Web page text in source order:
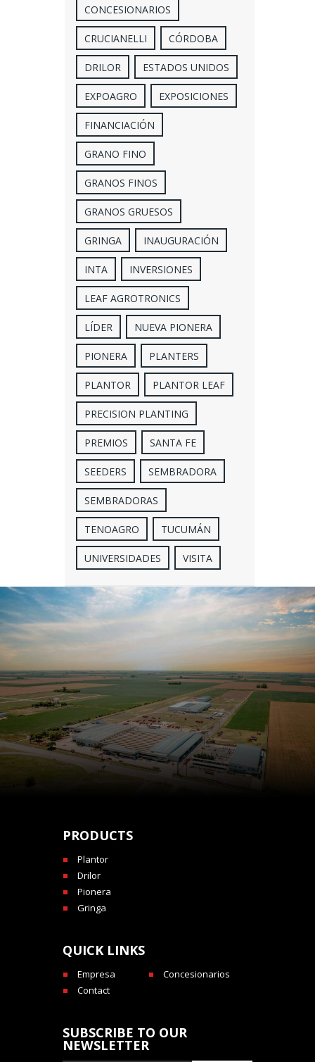
CONCESIONARIOS
CRUCIANELLI CÓRDOBA
DRILOR ESTADOS UNIDOS
EXPOAGRO EXPOSICIONES
FINANCIACIÓN
GRANO FINO
GRANOS FINOS
GRANOS GRUESOS
GRINGA INAUGURACIÓN
INTA INVERSIONES
LEAF AGROTRONICS
LÍDER NUEVA PIONERA
PIONERA PLANTERS
PLANTOR PLANTOR LEAF
PRECISION PLANTING
PREMIOS SANTA FE
SEEDERS SEMBRADORA
SEMBRADORAS
TENOAGRO TUCUMÁN
UNIVERSIDADES VISITA
PRODUCTS
Plantor
Drilor
Pionera
Gringa
QUICK LINKS
Empresa
Concesionarios
Contact
SUBSCRIBE TO OUR
NEWSLETTER